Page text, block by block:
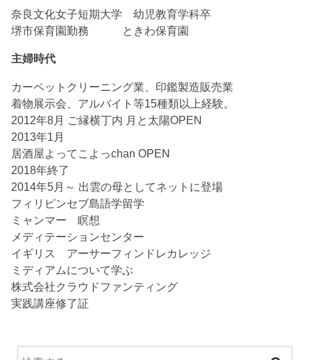
奈良文化女子短期大学 幼児教育学科卒
堺市保育園勤務 ときわ保育園
主婦時代
カーペットクリーニング業、印鑑製造販売業
着物展示会、アルバイト等15種類以上経験。
2012年8月 ご縁横丁内 月と太陽OPEN
2013年1月
居酒屋よってこよっchan OPEN
2018年終了
2014年5月～ 出雲の母としてネットに登場
フィリピンセブ島語学留学
ミャンマー 瞑想
メディテーションセンター
イギリス アーサーフィンドレカレッジ
ミディアムについて学ぶ
株式会社クラウドファンティング
実践講座修了証